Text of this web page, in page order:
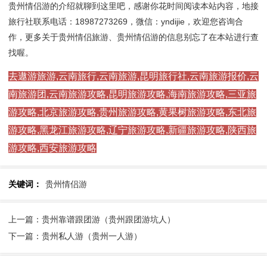
贵州情侣游的介绍就聊到这里吧，感谢你花时间阅读本站内容，地接
旅行社联系电话：18987273269，微信：yndijie，欢迎您咨询合
作，更多关于贵州情侣旅游、贵州情侣游的信息别忘了在本站进行查
找喔。
去遨游旅游,云南旅行,云南旅游,昆明旅行社,云南旅游报价,云
南旅游团,云南旅游攻略,昆明旅游攻略,海南旅游攻略,三亚旅
游攻略,北京旅游攻略,贵州旅游攻略,黄果树旅游攻略,东北旅
游攻略,黑龙江旅游攻略,辽宁旅游攻略,新疆旅游攻略,陕西旅
游攻略,西安旅游攻略
关键词： 贵州情侣游
上一篇：贵州靠谱跟团游（贵州跟团游坑人）
下一篇：贵州私人游（贵州一人游）